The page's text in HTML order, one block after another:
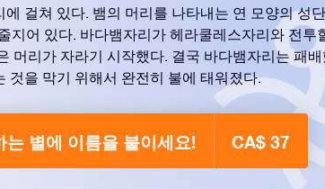
걸쳐 있다. 뱀의 머리를 나타내는 연 모양의 성
지어 있다. 바다뱀자리가 헤라쿨레스자리와 전투
머리가 자라기 시작했다. 결국 바다뱀자리는 패배
것을 막기 위해서 완전히 불에 태워졌다.
별에 이름을 붙이세요! CA$ 37